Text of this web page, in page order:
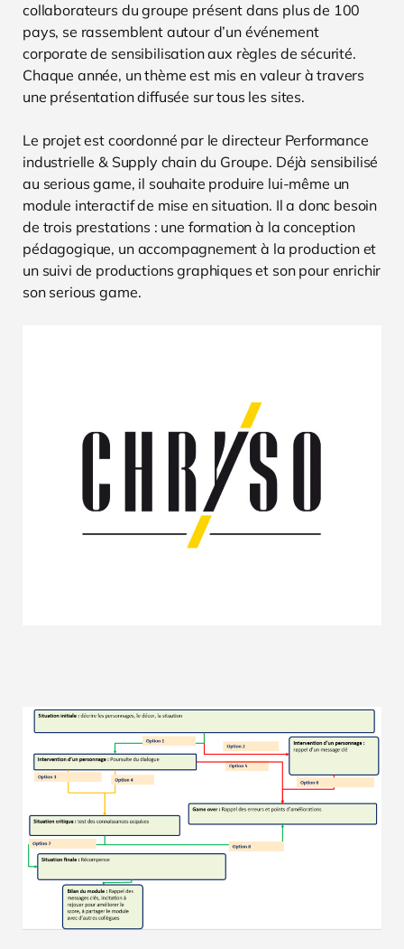
collaborateurs du groupe présent dans plus de 100
pays, se rassemblent autour d’un événement
corporate de sensibilisation aux règles de sécurité.
Chaque année, un thème est mis en valeur à travers
une présentation diffusée sur tous les sites.
Le projet est coordonné par le directeur Performance
industrielle & Supply chain du Groupe. Déjà sensibilisé
au serious game, il souhaite produire lui-même un
module interactif de mise en situation. Il a donc besoin
de trois prestations : une formation à la conception
pédagogique, un accompagnement à la production et
un suivi de productions graphiques et son pour enrichir
son serious game.